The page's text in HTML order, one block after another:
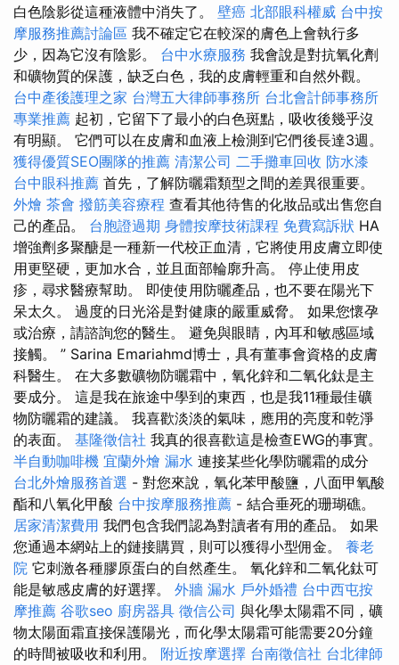
白色陰影從這種液體中消失了。 壁癌 北部眼科權威 台中按
摩服務推薦討論區 我不確定它在較深的膚色上會執行多
少，因為它沒有陰影。 台中水療服務 我會說是對抗氧化劑
和礦物質的保護，缺乏白色，我的皮膚輕重和自然外觀。
台中產後護理之家 台灣五大律師事務所 台北會計師事務所
專業推薦 起初，它留下了最小的白色斑點，吸收後幾乎沒
有明顯。 它們可以在皮膚和血液上檢測到它們後長達3週。
獲得優質SEO團隊的推薦 清潔公司 二手攤車回收 防水漆
台中眼科推薦 首先，了解防曬霜類型之間的差異很重要。
外燴 茶會 撥筋美容療程 查看其他待售的化妝品或出售您自
己的產品。 台胞證過期 身體按摩技術課程 免費寫訴狀 HA
增強劑多聚醣是一種新一代校正血清，它將使用皮膚立即使
用更堅硬，更加水合，並且面部輪廓升高。 停止使用皮
疹，尋求醫療幫助。 即使使用防曬產品，也不要在陽光下
呆太久。 過度的日光浴是對健康的嚴重威脅。 如果您懷孕
或治療，請諮詢您的醫生。 避免與眼睛，內耳和敏感區域
接觸。 ” Sarina Emariahmd博士，具有董事會資格的皮膚
科醫生。 在大多數礦物防曬霜中，氧化鋅和二氧化鈦是主
要成分。 這是我在旅途中學到的東西，也是我11種最佳礦
物防曬霜的建議。 我喜歡淡淡的氣味，應用的亮度和乾淨
的表面。 基隆徵信社 我真的很喜歡這是檢查EWG的事實。
半自動咖啡機 宜蘭外燴 漏水 連接某些化學防曬霜的成分
台北外燴服務首選 - 對您來說，氧化苯甲酸鹽，八面甲氧酸
酯和八氧化甲酸 台中按摩服務推薦 - 結合垂死的珊瑚礁。
居家清潔費用 我們包含我們認為對讀者有用的產品。 如果
您通過本網站上的鏈接購買，則可以獲得小型佣金。 養老
院 它刺激各種膠原蛋白的自然產生。 氧化鋅和二氧化鈦可
能是敏感皮膚的好選擇。 外牆 漏水 戶外婚禮 台中西屯按
摩推薦 谷歌seo 廚房器具 徵信公司 與化學太陽霜不同，礦
物太陽面霜直接保護陽光，而化學太陽霜可能需要20分鐘
的時間被吸收和利用。 附近按摩選擇 台南徵信社 台北律師